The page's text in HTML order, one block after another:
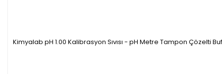
Kimyalab pH 1.00 Kalibrasyon Sıvısı - pH Metre Tampon Çözelti